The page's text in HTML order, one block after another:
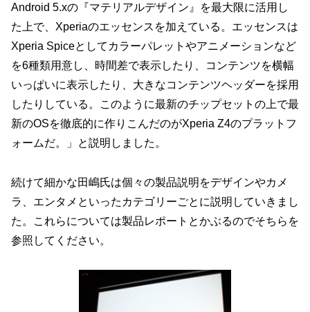
Android 5.xの『マテリアルデザイン』を最大限に活用し
た上で、Xperiaのエッセンスを加えている。エッセンスは
Xperia Spiceとしてカラーパレットやアニメーションなど
を6種類用意し、時間差で表示したり、コンテンツを横幅
いっぱいに表示したり、大きなコンテンツヘッダーを採用
したりしている。このように最新のチップセットの上で最
新のOSを徹底的に作りこんだのがXperia Z4のプラットフ
ォームだ。」と説明しました。
続けて細かな田嶋氏は個々の製品説明をデザインやカメ
ラ、エンタメといったカテゴリーごとに説明していきまし
た。これらについては製品レポートとかぶるのでそちらを
参照してください。